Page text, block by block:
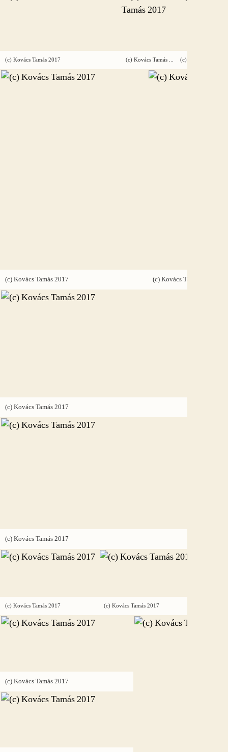
(c) Kovács Tamás 2017 (c) Kovács Tamás
(c) Kovács Tamás 2017 (c) Kovács Tamás 2017
(c) Kovács Tamás 2017
(c) Kovács Tamás 2017
(c) Kovács Tamás 2017 (c) Kovács Tamás 2017
(c) Kovács Tamás 2017